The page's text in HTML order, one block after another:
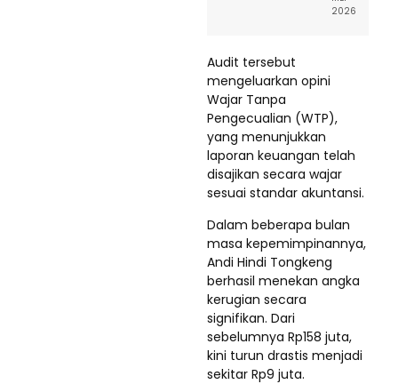
2026
Audit tersebut
mengeluarkan opini
Wajar Tanpa
Pengecualian (WTP),
yang menunjukkan
laporan keuangan telah
disajikan secara wajar
sesuai standar akuntansi.
Dalam beberapa bulan
masa kepemimpinannya,
Andi Hindi Tongkeng
berhasil menekan angka
kerugian secara
signifikan. Dari
sebelumnya Rp158 juta,
kini turun drastis menjadi
sekitar Rp9 juta.